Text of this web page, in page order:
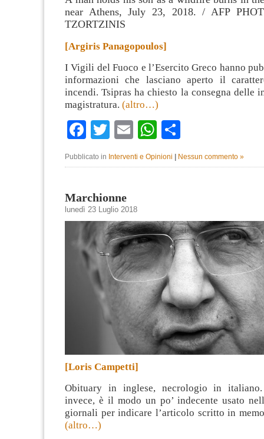
near Athens, July 23, 2018. / AFP
TZORTZINIS
[Argiris Panagopoulos]
I Vigili del Fuoco e l’Esercito Greco hanno
informazioni che lasciano aperto il
incendi. Tsipras ha chiesto la consegna delle
magistratura. (altro…)
Facebook
TwitterEmailWhatsApp
Pubblicato in Interventi e Opinioni Nessun commento »
Marchionne
lunedì 23 Luglio 2018
[Loris Campetti]
Obituary in inglese, necrologio in italiano.
invece, è il modo un po’ indecente usato
giornali per indicare l’articolo scritto in
(altro…)